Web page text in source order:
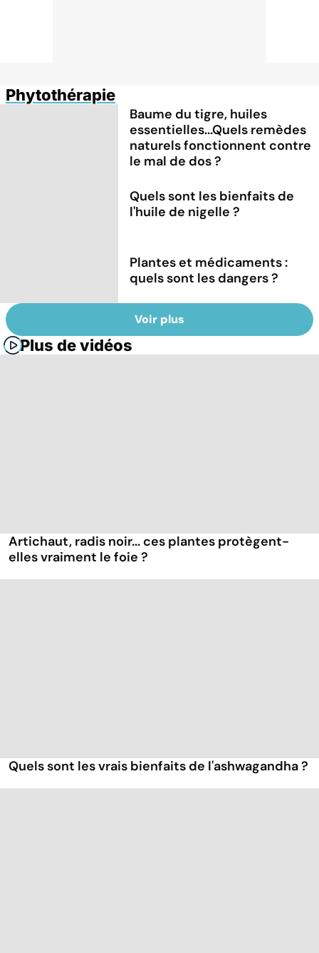
Phytothérapie
Baume du tigre, huiles
essentielles...Quels remèdes
naturels fonctionnent contre
le mal de dos ?
Quels sont les bienfaits de
l'huile de nigelle ?
Plantes et médicaments :
quels sont les dangers ?
Voir plus
Plus de vidéos
Artichaut, radis noir... ces plantes protègent-
elles vraiment le foie ?
Quels sont les vrais bienfaits de l'ashwagandha ?